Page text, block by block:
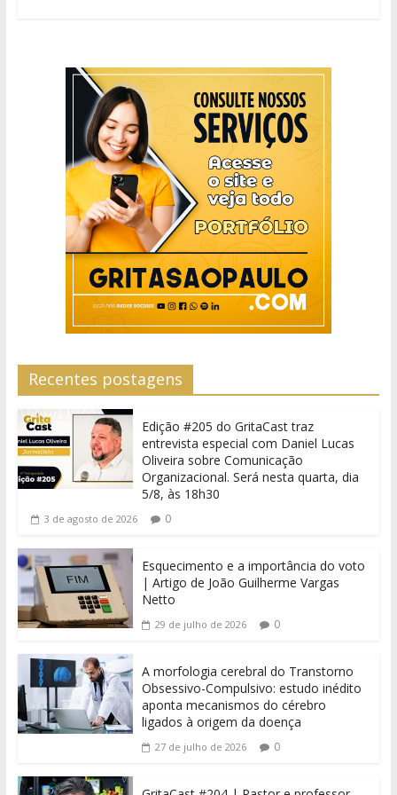
Recentes postagens
Edição #205 do GritaCast traz
entrevista especial com Daniel Lucas
Oliveira sobre Comunicação
Organizacional. Será nesta quarta, dia
5/8, às 18h30
3 de agosto de 2026 0
Esquecimento e a importância do voto
| Artigo de João Guilherme Vargas
Netto
29 de julho de 2026 0
A morfologia cerebral do Transtorno
Obsessivo-Compulsivo: estudo inédito
aponta mecanismos do cérebro
ligados à origem da doença
27 de julho de 2026 0